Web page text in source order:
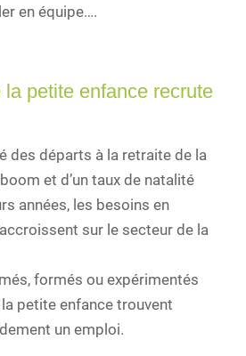
en équipe….
la petite enfance recrute
des départs à la retraite de la
et d’un taux de natalité
années, les besoins en
sur le secteur de la
formés ou expérimentés
petite enfance trouvent
un emploi.